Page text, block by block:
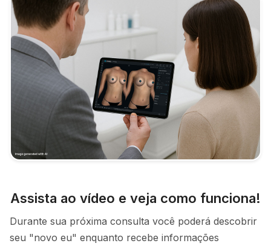
Assista ao vídeo e veja como funciona!
Durante sua próxima consulta você poderá descobrir
seu "novo eu" enquanto recebe informações